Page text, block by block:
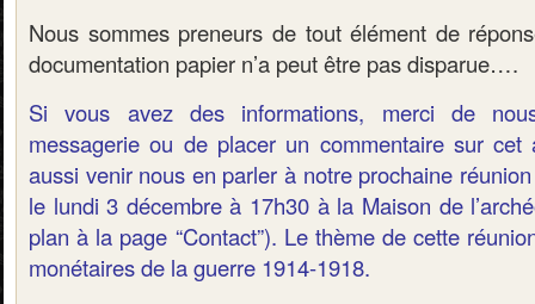
Nous sommes preneurs de tout élément de
documentation papier n’a peut être pas disparue….
Si vous avez des informations, merci de
messagerie ou de placer un commentaire sur cet
aussi venir nous en parler à notre prochaine
le lundi 3 décembre à 17h30 à la Maison de
plan à la page “Contact”). Le thème de cette
monétaires de la guerre 1914-1918.